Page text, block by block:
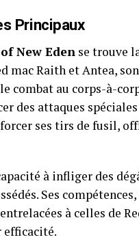
Principaux
New Eden se trouve
mac Raith et Antea,
combat au corps-à-
des attaques
ses tirs de fusil,
à infliger des
Ses
à celles de